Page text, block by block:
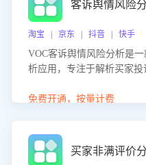
客诉舆情风险
淘宝 | 京东 | 抖音 | 快手
VOC客诉舆情风险分析是
析应用，专注于解析买家
别客户情绪、归因争议根源
能力，阻断差评扩散，维护
续提升。
免费开通，按量计费
买家非满评价